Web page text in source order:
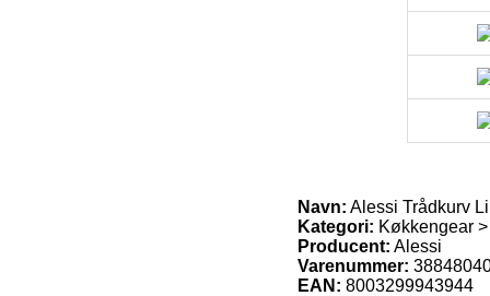
Navn: Alessi Trådkurv
Kategori: Køkkengear
Producent: Alessi
Varenummer:
EAN: 8003299943944